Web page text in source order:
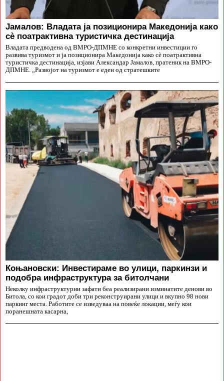
Јамалов: Владата ја позиционира Македонија како
сè поатрактивна туристичка дестинација
Владата предводена од ВМРО-ДПМНЕ со конкретни инвестиции го
развива туризмот и ја позиционира Македонија како сè поатрактивна
туристичка дестинација, изјави Александар Јамалов, пратеник на ВМРО-
ДПМНЕ. „Развојот на туризмот е еден од стратешките
Коњановски: Инвестираме во улици, паркинзи и
подобра инфраструктура за битолчани
Неколку инфраструктурни зафати беа реализирани изминатите денови во
Битола, со кои градот доби три реконструирани улици и вкупно 98 нови
паркинг места. Работите се изведуваа на повеќе локации, меѓу кои
поранешната касарна,